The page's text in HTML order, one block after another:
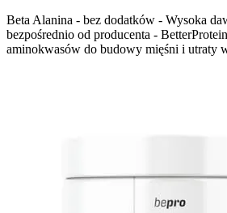
Beta Alanina - bez dodatków - Wysoka
bezpośrednio od producenta -
aminokwasów do budowy mięśni i utraty